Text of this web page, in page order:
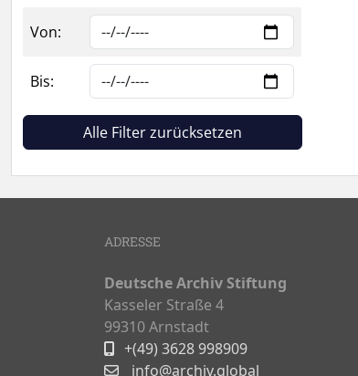
Von:
Bis:
Alle Filter zurücksetzen
ADRESSE
Deutsche Archiv Stiftung
Kasseler Straße 4
99310 Arnstadt
+(49) 3628 998909
info@archiv.global